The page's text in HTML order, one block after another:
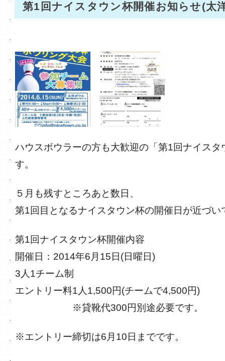
第1回ナイスタウン杯開催お知らせ(太
ハウスボウラーの方も大歓迎の「第1回ナイスタ
す。
５月も残すところあと数日、
第1回目となるナイスタウン杯の開催日が近づい
第1回ナイスタウン杯開催内容
開催日：2014年6月15日(日曜日)
3人1チーム制
エントリー料1人1,500円(チームで4,500円)
※貸靴代300円別途必要です。
※エントリー締切は6月10日までです。